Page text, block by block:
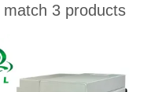
match 3 products